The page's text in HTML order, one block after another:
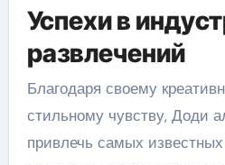
Успехи в
развлечений
Благодаря своему
стильному чувству, Доди
привлечь самых